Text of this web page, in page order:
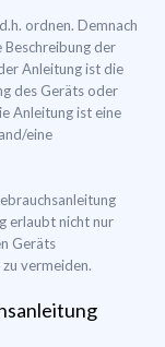
ordnen. Demnach
Beschreibung der
Anleitung ist die
des Geräts oder
Anleitung ist eine
eine
erlaubt nicht nur
Geräts
vermeiden.